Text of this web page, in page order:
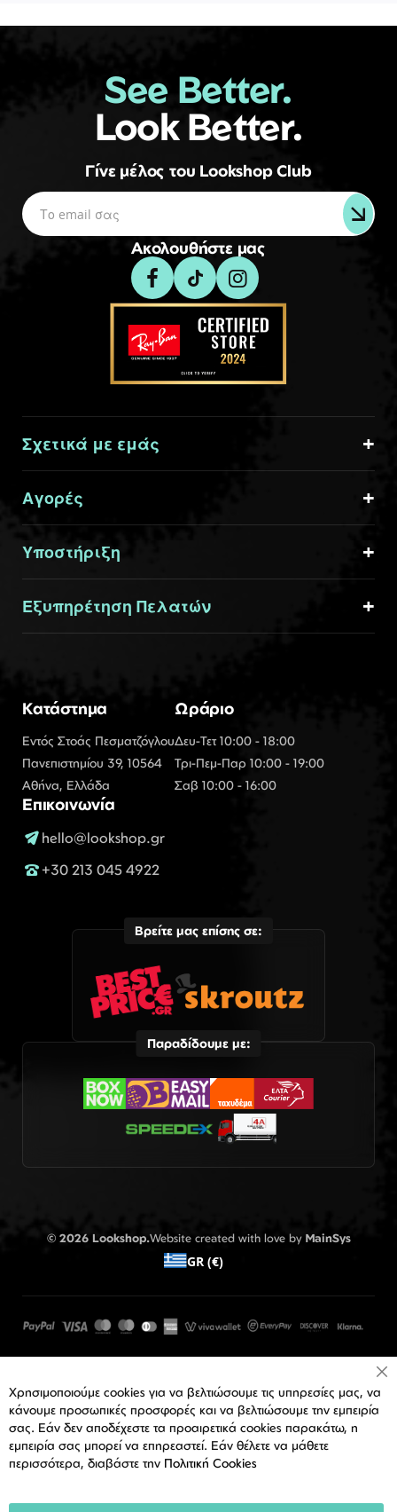
See Better.
Look Better.
Γίνε μέλος του Lookshop Club
Ακολουθήστε μας
Σχετικά με εμάς
Αγορές
Υποστήριξη
Εξυπηρέτηση Πελατών
Κατάστημα
Εντός Στοάς Πεσματζόγλου
Πανεπιστημίου 39, 10564
Αθήνα, Ελλάδα
Ωράριο
Δευ-Τετ 10:00 - 18:00
Τρι-Πεμ-Παρ 10:00 - 19:00
Σαβ 10:00 - 16:00
Επικοινωνία
hello@lookshop.gr
+30 213 045 4922
Βρείτε μας επίσης σε:
Παραδίδουμε με:
© 2026 Lookshop.Website created with love by MainSys
GR (€)
Χρησιμοποιούμε cookies για να βελτιώσουμε τις υπηρεσίες μας, να
κάνουμε προσωπικές προσφορές και να βελτιώσουμε την εμπειρία
σας. Εάν δεν αποδέχεστε τα προαιρετικά cookies παρακάτω, η
εμπειρία σας μπορεί να επηρεαστεί. Εάν θέλετε να μάθετε
περισσότερα, διαβάστε την Πολιτική Cookies